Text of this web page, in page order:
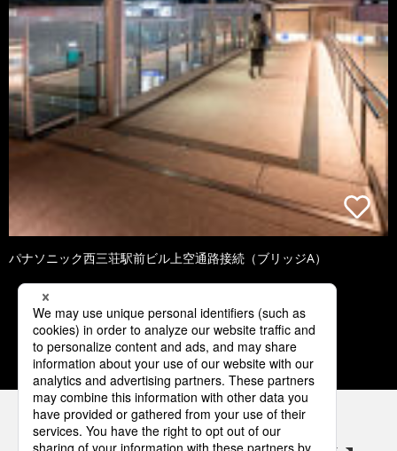
パナソニック西三荘駅前ビル上空通路接続（ブリッジA）
1 2 3 4 5
パナソニックの電気設備 SNSアカウント